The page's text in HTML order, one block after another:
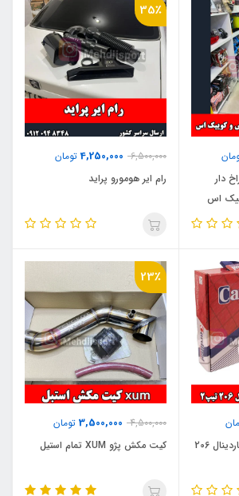
دار
اس
35٪
6,500,000
4,250,000تومان
رام ایر هومورو پراید
دیسک ترمز سوراخ دار کاردینال 206
23٪
4,500,000
3,500,000 تومان
کیت مکش پژو XUM تمام استیل